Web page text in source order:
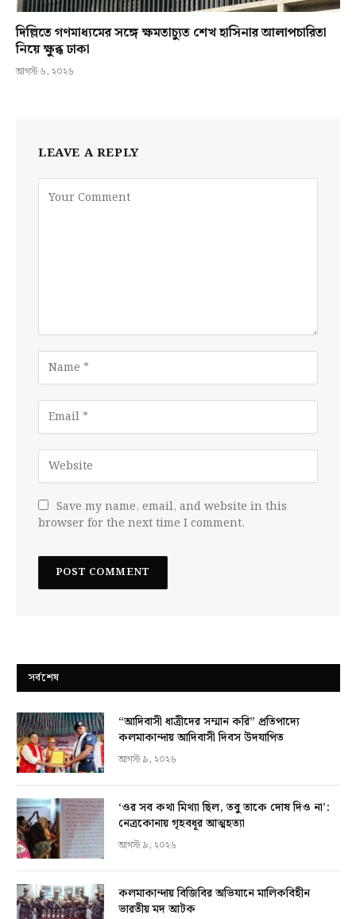
দিল্লিতে গণমাধ্যমের সঙ্গে ক্ষমতাচ্যুত শেখ হাসিনার আলাপচারিতা
নিয়ে ক্ষুব্ধ ঢাকা
আগস্ট ৬, ২০২৬
LEAVE A REPLY
Save my name, email, and website in this
browser for the next time I comment.
সর্বশেষ
“আদিবাসী ধাত্রীদের সম্মান করি” প্রতিপাদ্যে
কলমাকান্দায় আদিবাসী দিবস উদযাপিত
আগস্ট ৯, ২০২৬
‘ওর সব কথা মিথ্যা ছিল, তবু তাকে দোষ দিও না’:
নেত্রকোনায় গৃহবধূর আত্মহত্যা
আগস্ট ৯, ২০২৬
কলমাকান্দায় বিজিবির অভিযানে মালিকবিহীন
ভারতীয় মদ আটক